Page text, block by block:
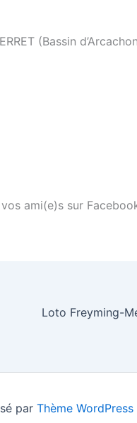
(Bassin
ami(e)s sur
par Thème